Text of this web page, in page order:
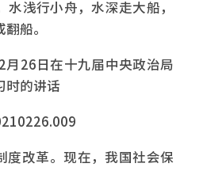
水浅行小舟，水深走大船，
船。
月26日在十九届中央政治局
时的讲话
度改革。现在，我国社会保